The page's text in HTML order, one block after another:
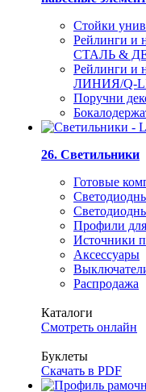
Стойки
Рейлинги и
СТАЛЬ &
Рейлинги и
ЛИНИЯ/Q-
Поручни
26. Светильники
Готовые
Профили
Источники
Аксессуары
Распродажа
Каталоги
Смотреть онлайн
Буклеты
Скачать в PDF